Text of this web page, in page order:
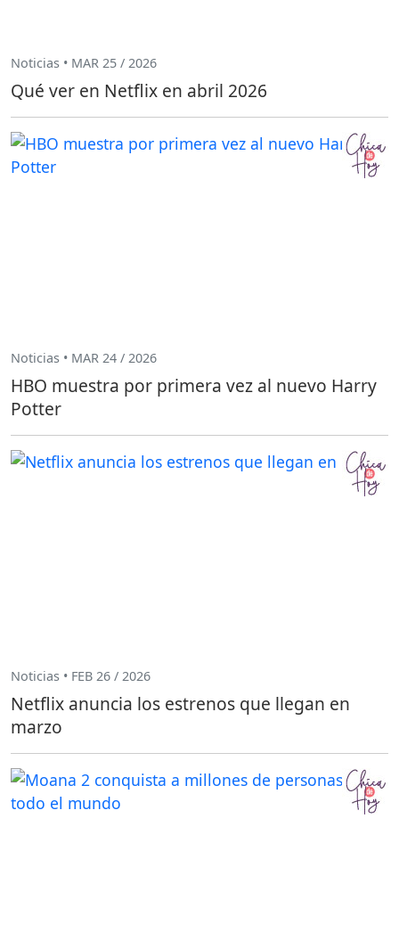
Noticias • MAR 25 / 2026
Qué ver en Netflix en abril 2026
Noticias • MAR 24 / 2026
HBO muestra por primera vez al nuevo Harry
Potter
Noticias • FEB 26 / 2026
Netflix anuncia los estrenos que llegan en
marzo